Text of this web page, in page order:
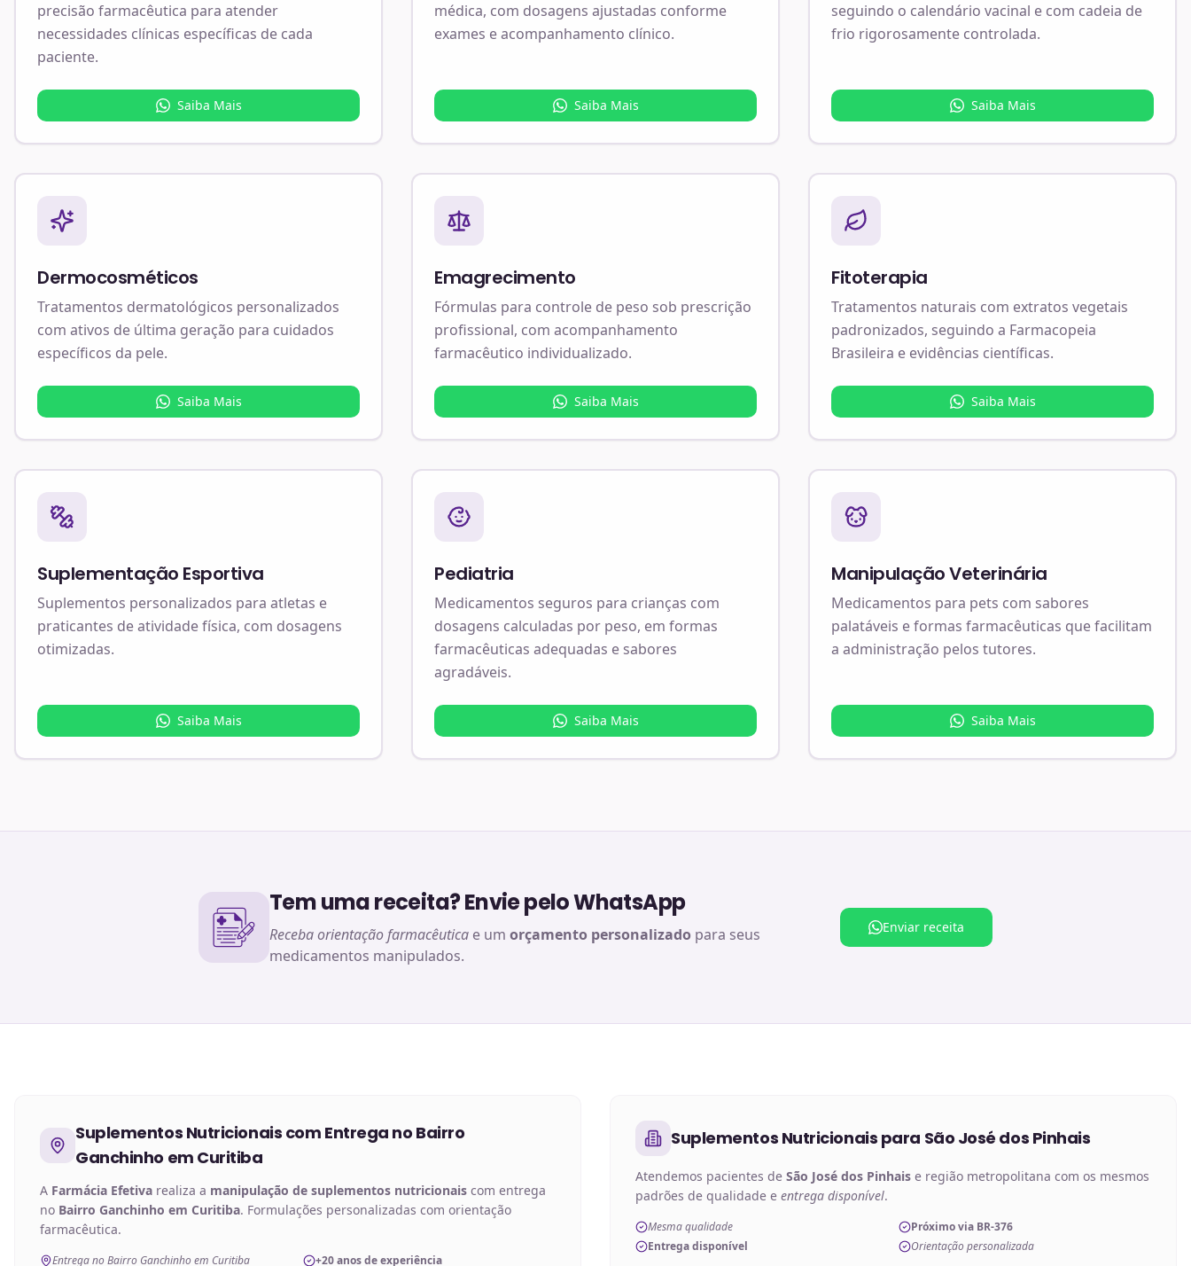
precisão farmacêutica para atender
necessidades clínicas específicas de cada
paciente.
Saiba Mais
médica, com dosagens ajustadas conforme
exames e acompanhamento clínico.
Saiba Mais
seguindo o calendário vacinal e com cadeia de
frio rigorosamente controlada.
Saiba Mais
Dermocosméticos
Tratamentos dermatológicos personalizados
com ativos de última geração para cuidados
específicos da pele.
Saiba Mais
Emagrecimento
Fórmulas para controle de peso sob prescrição
profissional, com acompanhamento
farmacêutico individualizado.
Saiba Mais
Fitoterapia
Tratamentos naturais com extratos vegetais
padronizados, seguindo a Farmacopeia
Brasileira e evidências científicas.
Saiba Mais
Suplementação Esportiva
Suplementos personalizados para atletas e
praticantes de atividade física, com dosagens
otimizadas.
Saiba Mais
Pediatria
Medicamentos seguros para crianças com
dosagens calculadas por peso, em formas
farmacêuticas adequadas e sabores
agradáveis.
Saiba Mais
Manipulação Veterinária
Medicamentos para pets com sabores
palatáveis e formas farmacêuticas que facilitam
a administração pelos tutores.
Saiba Mais
Tem uma receita? Envie pelo WhatsApp
Receba orientação farmacêutica e um orçamento personalizado para seus
medicamentos manipulados.
Enviar receita
Suplementos Nutricionais com Entrega no Bairro
Ganchinho em Curitiba
A Farmácia Efetiva realiza a manipulação de suplementos nutricionais com entrega
no Bairro Ganchinho em Curitiba. Formulações personalizadas com orientação
farmacêutica.
Entrega no Bairro Ganchinho em Curitiba +20 anos de experiência
Suplementos Nutricionais para São José dos Pinhais
Atendemos pacientes de São José dos Pinhais e região metropolitana com os mesmos
padrões de qualidade e entrega disponível.
Mesma qualidade
Próximo via BR-376
Entrega disponível
Orientação personalizada